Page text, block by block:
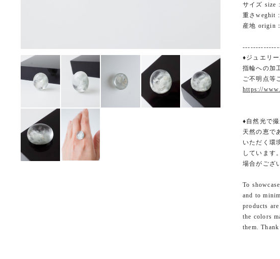
サイズ size
重さweghit
産地 origin
♦ジュエリ
指輪への加
ご不明点等
https://
♦自然光で
天然の恵で
いただく環
しています
場合がござ
To
and to
products
the colors
them.